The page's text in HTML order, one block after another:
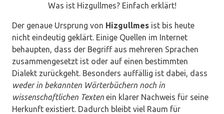
Was ist Hizgullmes? Einfach erklärt!
Der genaue Ursprung von Hizgullmes ist bis heute
nicht eindeutig geklärt. Einige Quellen im Internet
behaupten, dass der Begriff aus mehreren Sprachen
zusammengesetzt ist oder auf einen bestimmten
Dialekt zurückgeht. Besonders auffällig ist dabei, dass
weder in bekannten Wörterbüchern noch in
wissenschaftlichen Texten ein klarer Nachweis für seine
Herkunft existiert. Dadurch bleibt viel Raum für